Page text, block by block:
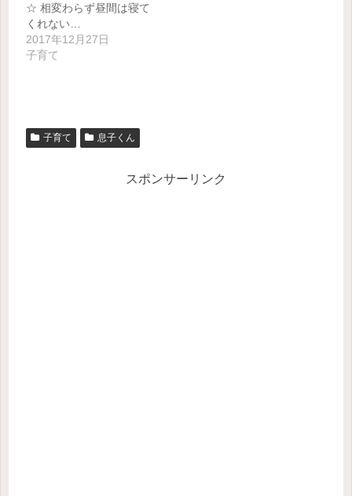
☆ 相変わらず昼間は寝て
くれない…
2017年12月27日
子育て
子育て 息子くん
スポンサーリンク